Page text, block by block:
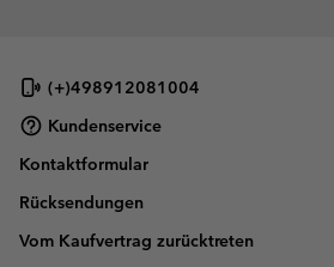
(+)498912081004
Kundenservice
Kontaktformular
Rücksendungen
Vom Kaufvertrag zurücktreten